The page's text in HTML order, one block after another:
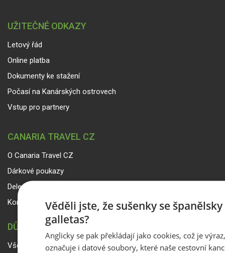
UŽITEČNÉ ODKAZY
Letový řád
Online platba
Dokumenty ke stažení
Počasí na Kanárských ostrovech
Vstup pro partnery
CANARIA TRAVEL CZ
O Canaria Travel CZ
Dárkové poukazy
Delegáti
Kontakty
DŮLEŽITÉ INFORMACE
Všeobecné smluvní podmínky a reklamační řád
Věděli jste, že sušenky se
galletas?
Anglicky se pak překládají jako cookies, což je
označuje i datové soubory, které naše cestovní